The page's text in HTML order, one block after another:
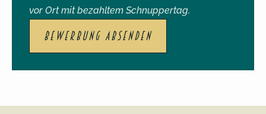
vor Ort mit bezahltem Schnuppertag.
BEWERBUNG ABSENDEN